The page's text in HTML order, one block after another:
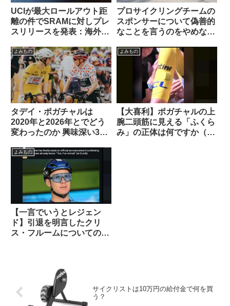
UCIが最大ロールアウト距
離の件でSRAMに対しプレ
スリリースを発表：海外サ
プロサイクリングチームの
スポンサーについて偽善的
なことを言うのをやめなさ
オン観察）
よみもの
タデイ・ポガチャルは
2020年と2026年とでどう
変わったのか 興味深い3つ
から）
よみもの
【大喜利】ポガチャルの上
腕二頭筋に見える「ふくら
み」の正体は何ですか（海
よみもの
【一言でいうとレジェン
ド】引退を明言したクリ
ス・フルームについての海
サイクリストは10万円の給付金で何を買
う？